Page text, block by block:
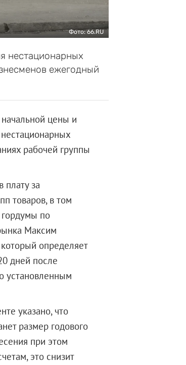
Фото: 66.RU
нестационарных
ежегодный
цены и
рабочей группы
плату за
товаров, в том
гордумы по
Максим
определяет
дней после
установленным
указано, что
размер годового
при этом
это снизит